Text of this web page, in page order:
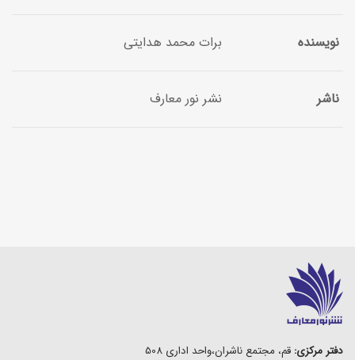
نویسنده برات محمد هدایتی
ناشر نشر نور معارف
دفتر مرکزی: قم، مجتمع ناشران،واحد اداری 508